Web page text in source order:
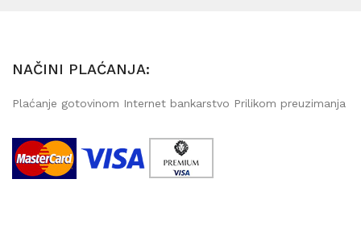
NAČINI PLAĆANJA:
Plaćanje gotovinom Internet bankarstvo Prilikom preuzimanja